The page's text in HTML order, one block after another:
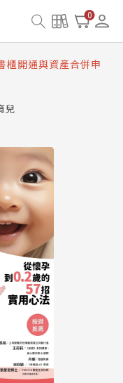
0
合併與書櫃開通申請
問題
櫃開通與資產合併申
併與書櫃開通申請
兒